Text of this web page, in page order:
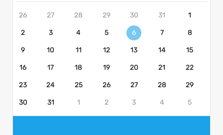
26 27 28 29 30 31 1
2 3 4 5 6 7 8
9 10 11 12 13 14 15
16 17 18 19 20 21 22
23 24 25 26 27 28 29
30 31 1 2 3 4 5